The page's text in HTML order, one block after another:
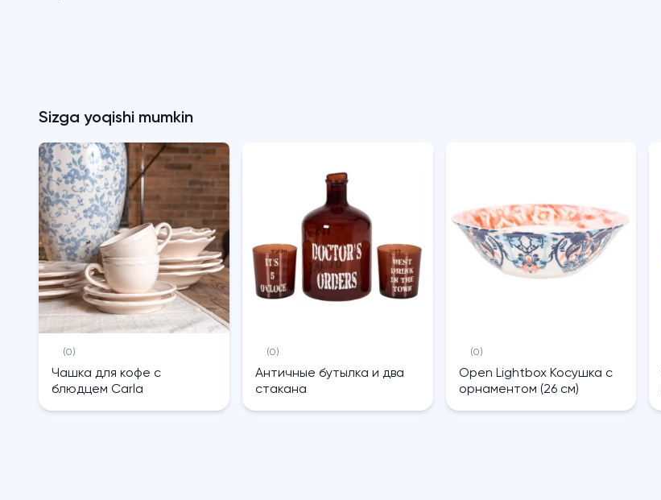
Sizga yoqishi mumkin
(0)
Чашка для кофе с
блюдцем Carla
(0)
Античные бутылка и два
стакана
(0)
Open Lightbox Косушка с
орнаментом (26 см)